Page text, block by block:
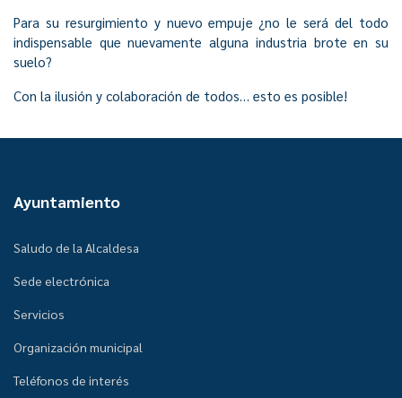
Para su resurgimiento y nuevo empuje ¿no le será del todo
indispensable que nuevamente alguna industria brote en su
suelo?
Con la ilusión y colaboración de todos… esto es posible!
Ayuntamiento
Saludo de la Alcaldesa
Sede electrónica
Servicios
Organización municipal
Teléfonos de interés